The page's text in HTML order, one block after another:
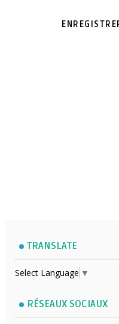
TRANSLATE
Select Language ▼
RÉSEAUX SOCIAUX